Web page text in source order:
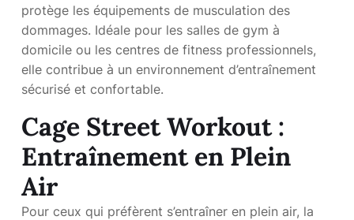
protège les équipements de musculation des
dommages. Idéale pour les salles de gym à
domicile ou les centres de fitness professionnels,
elle contribue à un environnement d’entraînement
sécurisé et confortable.
Cage Street Workout :
Entraînement en Plein
Air
Pour ceux qui préfèrent s’entraîner en plein air, la